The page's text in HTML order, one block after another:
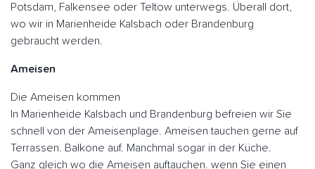
Potsdam, Falkensee oder Teltow unterwegs. Überall dort,
wo wir in Marienheide Kalsbach oder Brandenburg
gebraucht werden.
Ameisen
Die Ameisen kommen
In Marienheide Kalsbach und Brandenburg befreien wir Sie
schnell von der Ameisenplage. Ameisen tauchen gerne auf
Terrassen. Balkone auf. Manchmal sogar in der Küche.
Ganz gleich wo die Ameisen auftauchen. wenn Sie einen